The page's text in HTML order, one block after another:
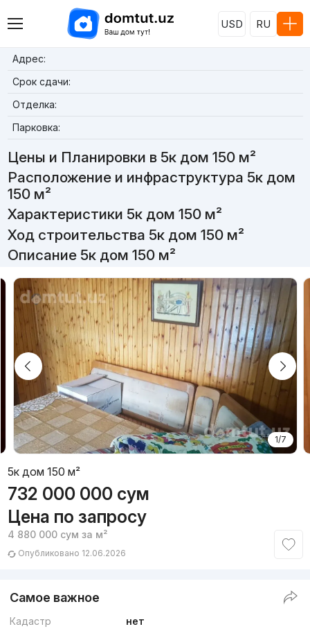
USD RU
Адрес:
Срок сдачи:
Отделка:
Парковка:
Цены и Планировки в 5к дом 150 м²
Расположение и инфраструктура 5к дом
150 м²
Характеристики 5к дом 150 м²
Ход строительства 5к дом 150 м²
Описание 5к дом 150 м²
1/7
5к дом 150 м²
732 000 000 сум
Цена по запросу
4 880 000 сум за м²
Опубликовано 12.06.2026
Самое важное
Кадастр
нет